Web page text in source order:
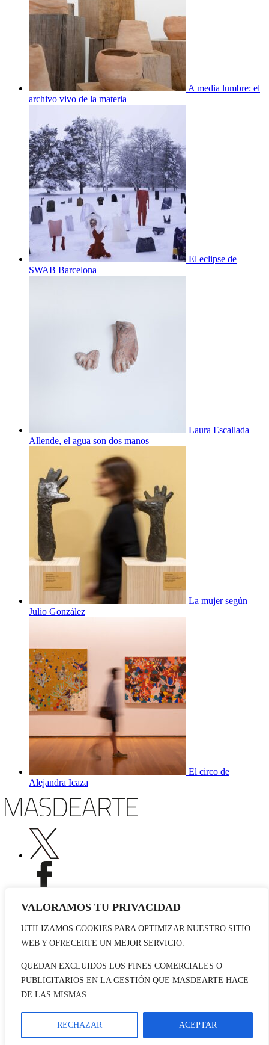
VALORAMOS TU PRIVACIDAD
UTILIZAMOS COOKIES PARA OPTIMIZAR NUESTRO SITIO
WEB Y OFRECERTE UN MEJOR SERVICIO.
QUEDAN EXCLUIDOS LOS FINES COMERCIALES O
PUBLICITARIOS EN LA GESTIÓN QUE MASDEARTE HACE
DE LAS MISMAS.
RECHAZAR ACEPTAR
A media lumbre: el
archivo vivo de la materia
El eclipse de
SWAB Barcelona
Laura Escallada
Allende, el agua son dos manos
La mujer según
Julio González
El circo de
Alejandra Icaza
Publicidad
Contacto
© 2026 masdearte. Información de exposiciones, museos y artistas
Política de cookies
Política de Privacidad
Datos sociales